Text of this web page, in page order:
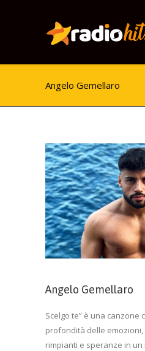
Angelo Gemellaro
Angelo Gemellaro
Scelgo te” è una canzone
profondità delle emozioni,
rimpianti e speranze in